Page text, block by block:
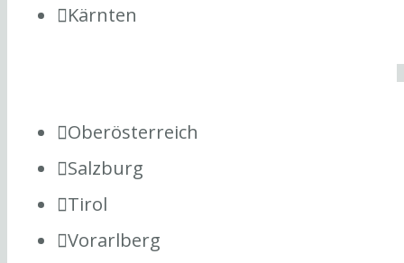
Kärnten
Oberösterreich
Salzburg
Tirol
Vorarlberg